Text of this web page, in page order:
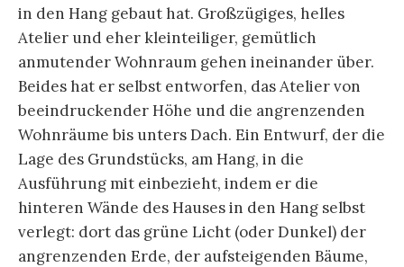
in den Hang gebaut hat. Großzügiges, helles
Atelier und eher kleinteiliger, gemütlich
anmutender Wohnraum gehen ineinander über.
Beides hat er selbst entworfen, das Atelier von
beeindruckender Höhe und die angrenzenden
Wohnräume bis unters Dach. Ein Entwurf, der die
Lage des Grundstücks, am Hang, in die
Ausführung mit einbezieht, indem er die
hinteren Wände des Hauses in den Hang selbst
verlegt: dort das grüne Licht (oder Dunkel) der
angrenzenden Erde, der aufsteigenden Bäume,